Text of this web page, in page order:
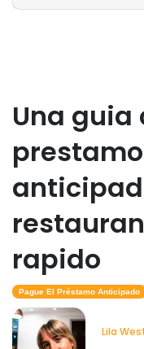
Una
rapido
Pague El Préstamo Anticipado
Lila